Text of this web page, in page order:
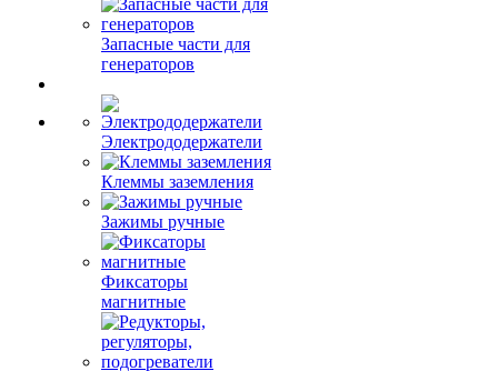
Запасные части для
генераторов
Электрододержатели
Клеммы заземления
Зажимы ручные
Фиксаторы
магнитные